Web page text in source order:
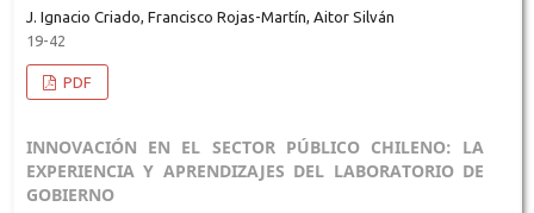
J. Ignacio Criado, Francisco Rojas-Martín, Aitor Silván
19-42
PDF
INNOVACIÓN EN EL SECTOR PÚBLICO CHILENO: LA
EXPERIENCIA Y APRENDIZAJES DEL LABORATORIO DE
GOBIERNO